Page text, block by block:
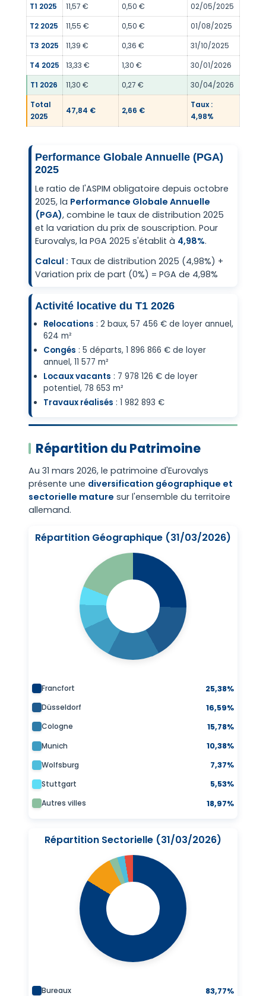
T1 2025 11,57 € 0,50 €
02/05/2025
T2 2025
11,55 € 0,50 €
01/08/2025
T3 2025
11,39 € 0,36 €
31/10/2025
T4 2025
13,33 € 1,30 €
30/01/2026
T1 2026
11,30 € 0,27 €
30/04/2026
Total
2025
47,84 € 2,66 €
Taux :
4,98%
Performance Globale Annuelle (PGA)
2025
Le ratio de l'ASPIM obligatoire depuis octobre
2025, la Performance Globale Annuelle
(PGA), combine le taux de distribution 2025
et la variation du prix de souscription. Pour
Eurovalys, la PGA 2025 s'établit à 4,98%.
Calcul : Taux de distribution 2025 (4,98%) +
Variation prix de part (0%) = PGA de 4,98%
Activité locative du T1 2026
Relocations : 2 baux, 57 456 € de loyer annuel,
624 m²
Congés : 5 départs, 1 896 866 € de loyer
annuel, 11 577 m²
Locaux vacants : 7 978 126 € de loyer
potentiel, 78 653 m²
Travaux réalisés : 1 982 893 €
Répartition du Patrimoine
Au 31 mars 2026, le patrimoine d'Eurovalys
présente une diversification géographique et
sectorielle mature sur l'ensemble du territoire
allemand.
Répartition Géographique (31/03/2026)
Francfort
25,38%
Düsseldorf
16,59%
Cologne
15,78%
Munich
10,38%
Wolfsburg
7,37%
Stuttgart
5,53%
Autres villes
18,97%
Répartition Sectorielle (31/03/2026)
Bureaux 83,77%